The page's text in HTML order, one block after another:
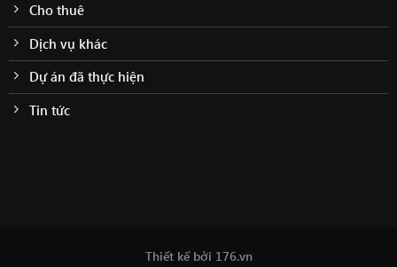
Cho thuê
Dịch vụ khác
Dự án đã thực hiện
Tin tức
Thiết kế bởi 176.vn